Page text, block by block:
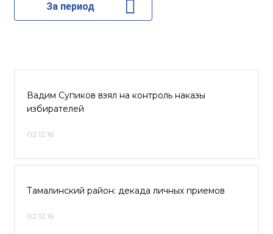
За период
Вадим Супиков взял на контроль наказы
избирателей
02.12.16
Тамалинский район: декада личных приемов
02.12.16